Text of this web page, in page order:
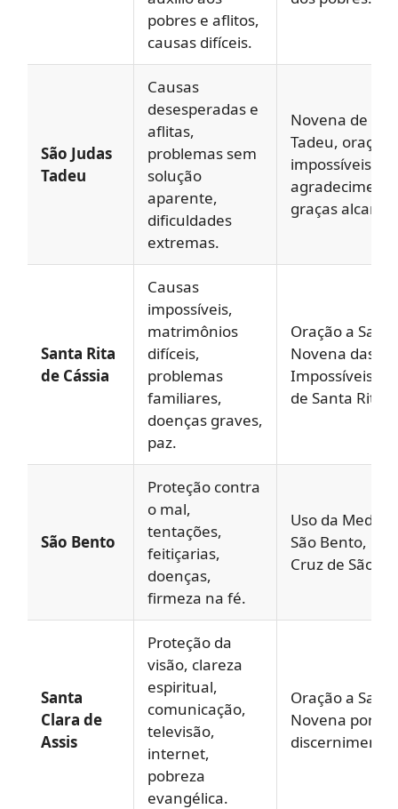
pobres e aflitos,
causas difíceis.
São Judas
Tadeu
Causas
desesperadas e
aflitas,
problemas sem
solução
aparente,
dificuldades
extremas.
Novena de
Tadeu,
impossíveis,
graças
Santa Rita
de Cássia
Causas
impossíveis,
matrimônios
difíceis,
problemas
familiares,
doenças graves,
paz.
Oração a
Novena das
Impossíveis,
de Santa Rita.
São Bento
Proteção contra
o mal,
tentações,
feitiçarias,
doenças,
firmeza na fé.
Uso da
São Bento,
Cruz de São
Santa
Clara de
Assis
Proteção da
visão, clareza
espiritual,
comunicação,
televisão,
internet,
pobreza
evangélica.
Oração a
Novena por
discernimento.